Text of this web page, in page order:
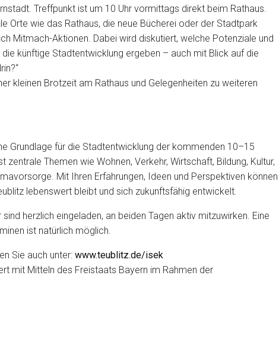
Treffpunkt ist um 10 Uhr vormittags direkt beim Rathaus.
Orte wie das Rathaus, die neue Bücherei oder der Stadtpark
Mitmach-Aktionen. Dabei wird diskutiert, welche Potenziale und
künftige Stadtentwicklung ergeben – auch mit Blick auf die
kleinen Brotzeit am Rathaus und Gelegenheiten zu weiteren
Grundlage für die Stadtentwicklung der kommenden 10–15
zentrale Themen wie Wohnen, Verkehr, Wirtschaft, Bildung, Kultur,
Mit Ihren Erfahrungen, Ideen und Perspektiven können
lebenswert bleibt und sich zukunftsfähig entwickelt.
sind herzlich eingeladen, an beiden Tagen aktiv mitzuwirken. Eine
ist natürlich möglich.
Sie auch unter: www.teublitz.de/isek
mit Mitteln des Freistaats Bayern im Rahmen der